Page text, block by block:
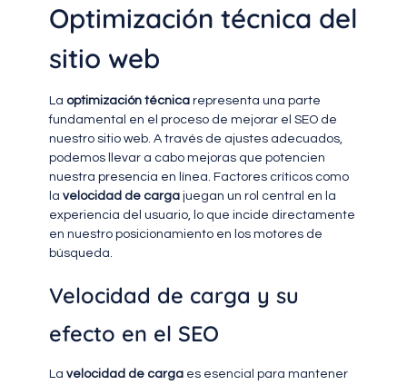
Optimización técnica del
sitio web
La optimización técnicarepresenta una parte
fundamental en el proceso de mejorar el SEO de
nuestro sitio web. A través de ajustes adecuados,
podemos llevar a cabo mejoras que potencien
nuestra presencia en línea. Factores críticos como
la velocidad de cargajuegan un rol central en la
experiencia del usuario, lo que incide directamente
en nuestro posicionamiento en los motores de
búsqueda.
Velocidad de carga y su
efecto en el SEO
La velocidad de cargaes esencial para mantener